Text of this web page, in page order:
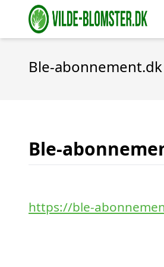
Ble-abonnement.dk
Ble-
https://ble-